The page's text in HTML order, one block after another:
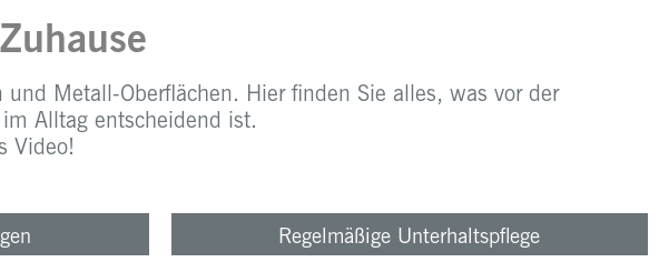
Metall-Oberflächen. Hier finden Sie alles, was vor der
Alltag entscheidend ist.
Video!
Regelmäßige Unterhaltspflege